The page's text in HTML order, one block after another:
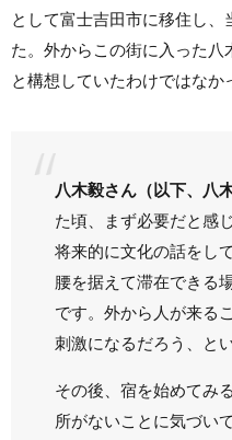
として富士吉田市に移住し
た。外からこの街に入った八
と構想していたわけではなか
八木毅さん（以下、八木
た頃、まず必要だと感
将来的に文化の話をし
腰を据えて滞在できる
です。外から人が来る
刺激になるだろう、と
その後、宿を始めてみ
所がないことに気づい